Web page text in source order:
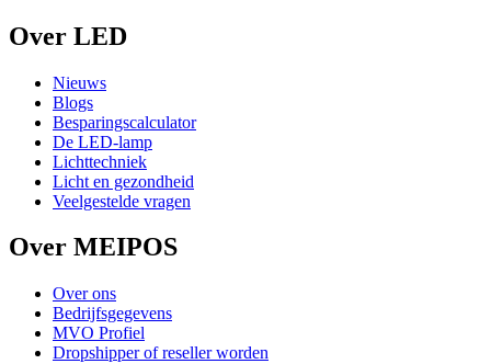
Over LED
Nieuws
Blogs
Besparingscalculator
De LED-lamp
Lichttechniek
Licht en gezondheid
Veelgestelde vragen
Over MEIPOS
Over ons
Bedrijfsgegevens
MVO Profiel
Dropshipper of reseller worden